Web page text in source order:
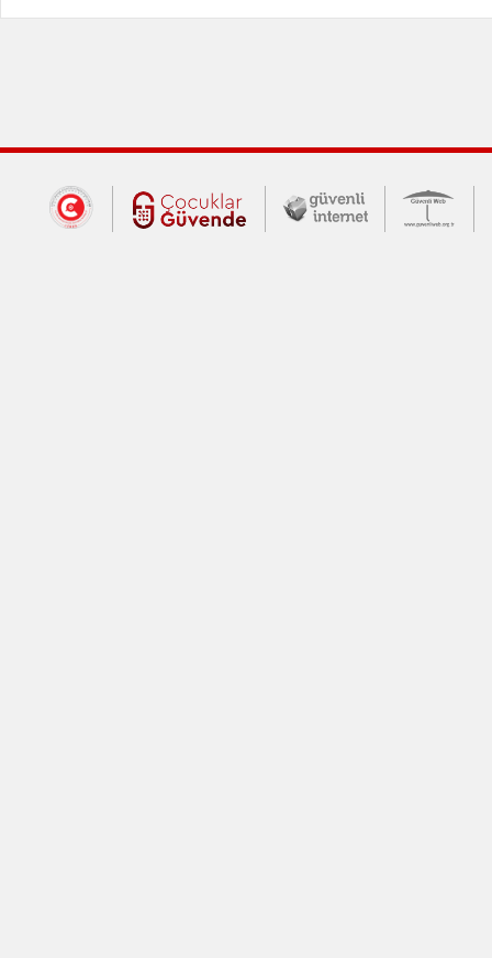
Dış Bağlantılar
Cumhurbaşkanlığı İletişim Merkezi
Çocuklar Güvende (yeni
Güvenli